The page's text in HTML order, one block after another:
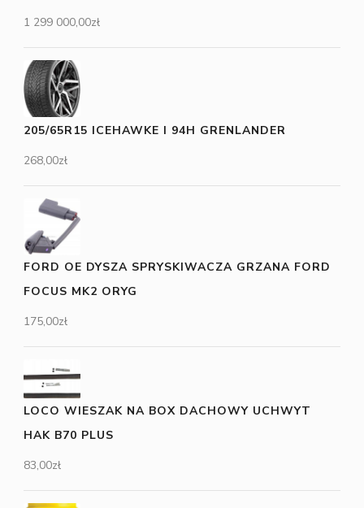
1 299 000,00zł
205/65R15 ICEHAWKE I 94H GRENLANDER
268,00zł
FORD OE DYSZA SPRYSKIWACZA GRZANA FORD
FOCUS MK2 ORYG
175,00zł
LOCO WIESZAK NA BOX DACHOWY UCHWYT
HAK B70 PLUS
83,00zł